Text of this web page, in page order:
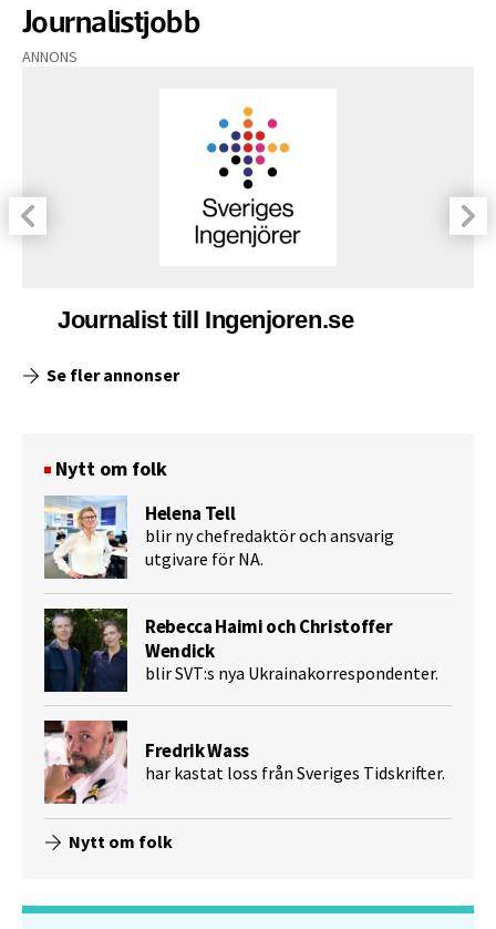
Journalistjobb
ANNONS
Journalist till Ingenjoren.se
Se fler annonser
Nytt om folk
Helena Tell
blir ny chefredaktör och ansvarig
utgivare för NA.
Rebecca Haimi och Christoffer
Wendick
blir SVT:s nya Ukrainakorrespondenter.
Fredrik Wass
har kastat loss från Sveriges Tidskrifter.
Nytt om folk